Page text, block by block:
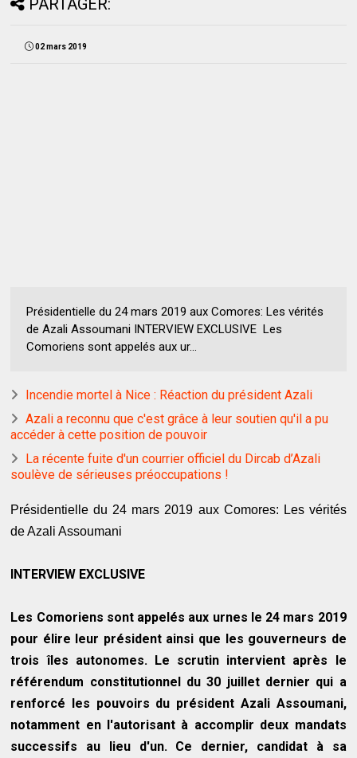
PARTAGER:
02 mars 2019
Présidentielle du 24 mars 2019 aux Comores: Les vérités
de Azali Assoumani INTERVIEW EXCLUSIVE Les
Comoriens sont appelés aux ur...
Incendie mortel à Nice : Réaction du président Azali
Azali a reconnu que c'est grâce à leur soutien qu'il a pu
accéder à cette position de pouvoir
La récente fuite d'un courrier officiel du Dircab d’Azali
soulève de sérieuses préoccupations !
Présidentielle du 24 mars 2019 aux Comores: Les vérités
de Azali Assoumani
INTERVIEW EXCLUSIVE
Les Comoriens sont appelés aux urnes le 24 mars 2019
pour élire leur président ainsi que les gouverneurs de
trois îles autonomes. Le scrutin intervient après le
référendum constitutionnel du 30 juillet dernier qui a
renforcé les pouvoirs du président Azali Assoumani,
notamment en l'autorisant à accomplir deux mandats
successifs au lieu d'un. Ce dernier, candidat à sa